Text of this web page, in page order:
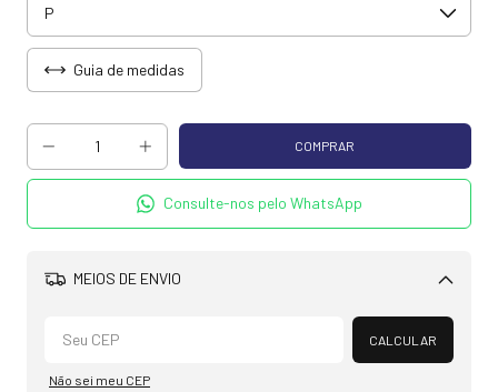
Guia de medidas
Consulte-nos pelo WhatsApp
MEIOS DE ENVIO
Alterar CEP
CALCULAR
Não sei meu CEP